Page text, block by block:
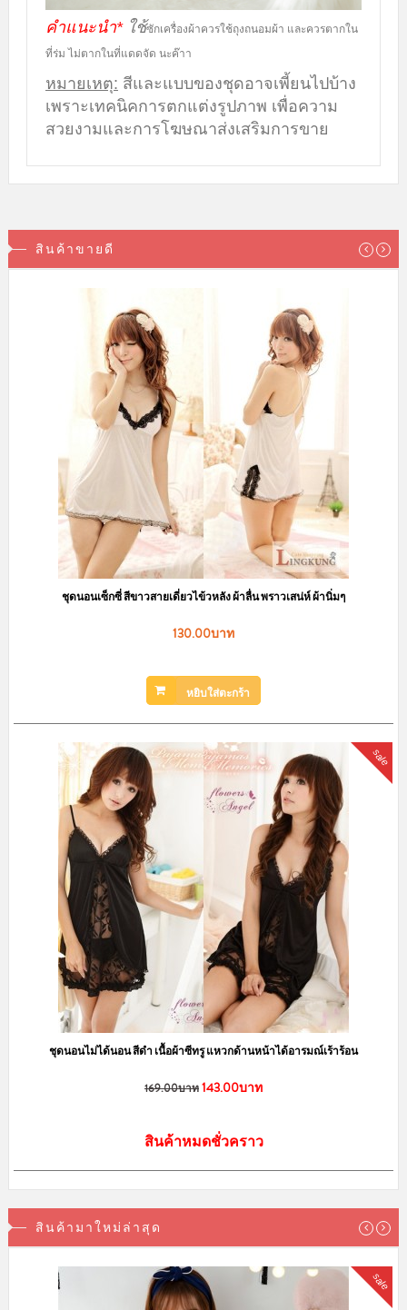
คำแนะนำ* ใช้ซักเครื่องผ้าควรใช้ถุงถนอมผ้า และควรตากใน
ที่ร่ม ไม่ตากในที่แดดจัด นะค๊าา
หมายเหตุ: สีและแบบของชุดอาจเพี้ยนไปบ้าง
เพราะเทคนิคการตกแต่งรูปภาพ เพื่อความ
สวยงามและการโฆษณาส่งเสริมการขาย
สินค้าขายดี
ชุดนอนเซ็กซี่ สีขาวสายเดี่ยวไข้วหลัง ผ้าลื่น พราวเสน่ห์ ผ้านิ่มๆ
130.00บาท
หยิบใส่ตะกร้า
sale
ชุดนอนไม่ได้นอน สีดำ เนื้อผ้าซีทรู แหวกด้านหน้าได้อารมณ์เร้าร้อน
169.00บาท143.00บาท
สินค้าหมดชั่วคราว
สินค้ามาใหม่ล่าสุด
sale